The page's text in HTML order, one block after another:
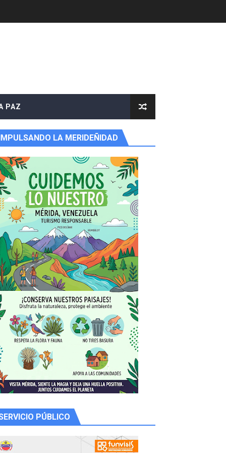
PAZ
IMPULSANDO LA MERIDEÑIDAD
PÚBLICO